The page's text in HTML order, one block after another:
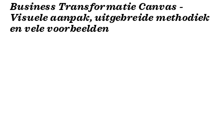
Business Transformatie Canvas -
Visuele aanpak, uitgebreide methodiek
en vele voorbeelden